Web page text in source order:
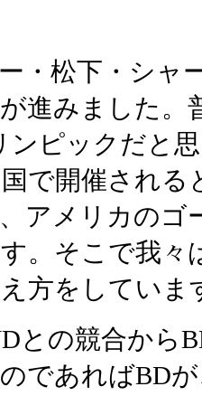
・松下・シャ
進みました。
ンピックだと
で開催され
アメリカのゴ
。そこで我々
方をしていま
との競合から
であればBD